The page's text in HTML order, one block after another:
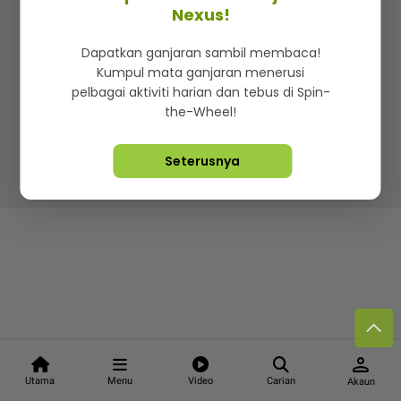
Utama Menu Video Carian
person
Akaun
Iklan di SMG360
Terma & Syarat Dasar Privasi
Lebih hot, viral dan sensasi
Hakcipta Terpelihara ©2026. Star Media Group Berhad
Nexus!
Dapatkan ganjaran sambil membaca!
Kumpul mata ganjaran menerusi
pelbagai aktiviti harian dan tebus di Spin-
the-Wheel!
Seterusnya